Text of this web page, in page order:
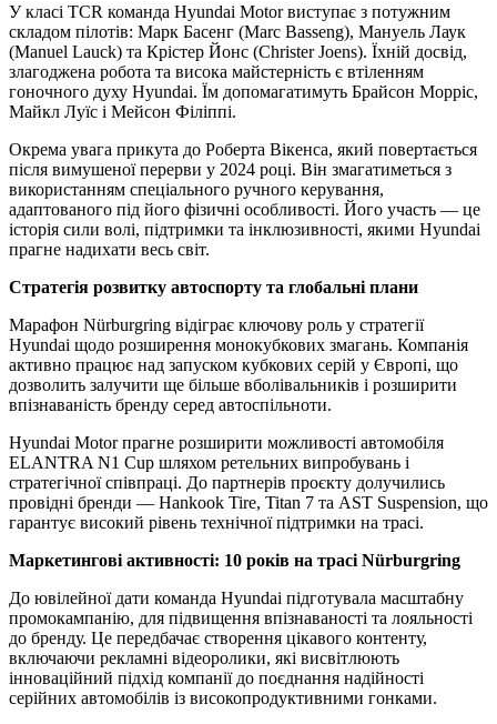
У класі TCR команда Hyundai Motor виступає з потужним
складом пілотів: Марк Басенг (Marc Basseng), Мануель Лаук
(Manuel Lauck) та Крістер Йонс (Christer Joens). Їхній досвід,
злагоджена робота та висока майстерність є втіленням
гоночного духу Hyundai. Їм допомагатимуть Брайсон Морріс,
Майкл Луїс і Мейсон Філіппі.
Окрема увага прикута до Роберта Вікенса, який повертається
після вимушеної перерви у 2024 році. Він змагатиметься з
використанням спеціального ручного керування,
адаптованого під його фізичні особливості. Його участь — це
історія сили волі, підтримки та інклюзивності, якими Hyundai
прагне надихати весь світ.
Стратегія розвитку автоспорту та глобальні плани
Марафон Nürburgring відіграє ключову роль у стратегії
Hyundai щодо розширення монокубкових змагань. Компанія
активно працює над запуском кубкових серій у Європі, що
дозволить залучити ще більше вболівальників і розширити
впізнаваність бренду серед автоспільноти.
Hyundai Motor прагне розширити можливості автомобіля
ELANTRA N1 Cup шляхом ретельних випробувань і
стратегічної співпраці. До партнерів проєкту долучились
провідні бренди — Hankook Tire, Titan 7 та AST Suspension, що
гарантує високий рівень технічної підтримки на трасі.
Маркетингові активності: 10 років на трасі Nürburgring
До ювілейної дати команда Hyundai підготувала масштабну
промокампанію, для підвищення впізнаваності та лояльності
до бренду. Це передбачає створення цікавого контенту,
включаючи рекламні відеоролики, які висвітлюють
інноваційний підхід компанії до поєднання надійності
серійних автомобілів із високопродуктивними гонками.